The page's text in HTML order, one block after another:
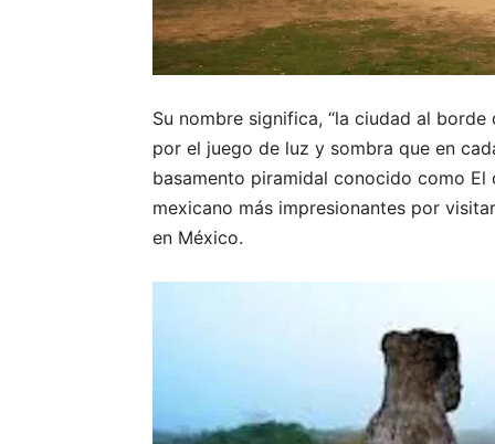
Su nombre significa, “la ciudad al
por el juego de luz y sombra que en
basamento piramidal conocido como
mexicano más impresionantes por
en México.